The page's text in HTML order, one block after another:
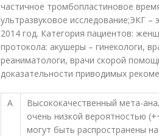
частичное тромбопластиновое
ультразвуковое исследование;ЭКГ
2014 год. Категория пациентов:
протокола: акушеры – гинекологи,
реаниматологи, врачи скорой
доказательности приводимых
А
Высококачественный мета-
очень низкой вероятностью
могут быть распространены